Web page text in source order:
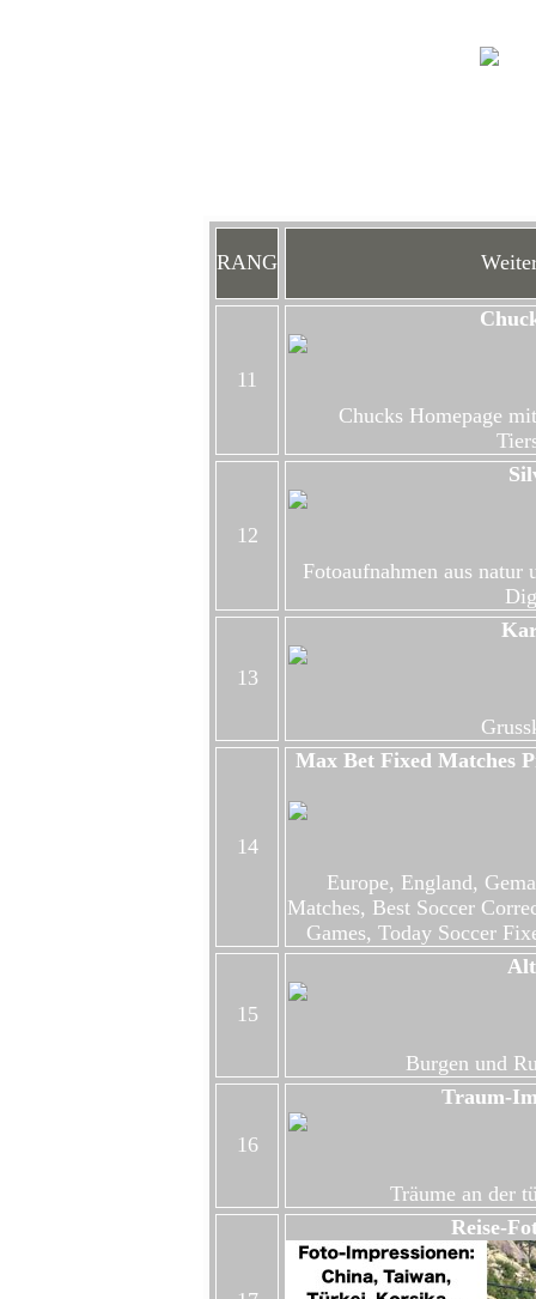
RANG
11
Chucks Homepage
12
Fotoaufnahmen aus
13
14
Max Bet Fixed Matches
Europe, England,
Matches, Best Soccer
Games, Today Soccer
15
Burgen und
16
Traum-
Träume an der
Reise-